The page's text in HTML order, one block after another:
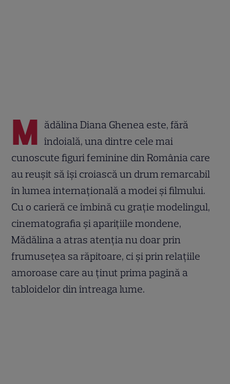
M ădălina Diana Ghenea este, fără
îndoială, una dintre cele mai
cunoscute figuri feminine din România care
au reușit să își croiască un drum remarcabil
în lumea internațională a modei și filmului.
Cu o carieră ce îmbină cu grație modelingul,
cinematografia și aparițiile mondene,
Mădălina a atras atenția nu doar prin
frumusețea sa răpitoare, ci și prin relațiile
amoroase care au ținut prima pagină a
tabloidelor din întreaga lume.